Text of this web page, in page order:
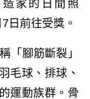
造家的日間照
日前往受獎。
「腳筋斷裂」
毛球、排球、
運動族群。骨